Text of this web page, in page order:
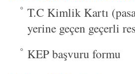
T.C Kimlik Kartı
yerine geçen geçerli
KEP başvuru formu